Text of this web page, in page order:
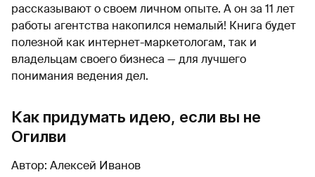
рассказывают о своем личном опыте. А он за 11 лет
работы агентства накопился немалый! Книга будет
полезной как интернет-маркетологам, так и
владельцам своего бизнеса — для лучшего
понимания ведения дел.
Как придумать идею, если вы не
Огилви
Автор: Алексей Иванов